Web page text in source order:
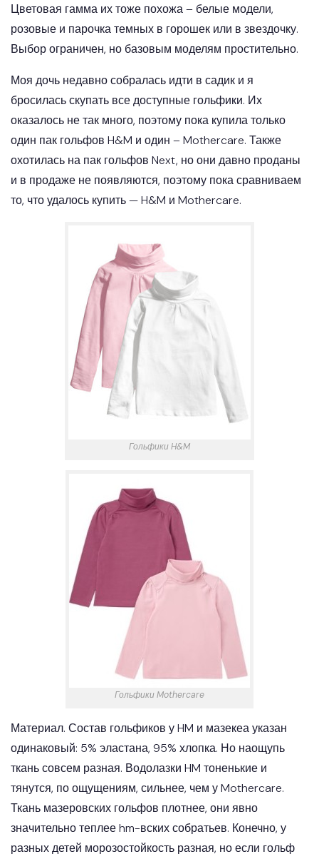
Цветовая гамма их тоже похожа – белые модели,
розовые и парочка темных в горошек или в звездочку.
Выбор ограничен, но базовым моделям простительно.
Моя дочь недавно собралась идти в садик и я
бросилась скупать все доступные гольфики. Их
оказалось не так много, поэтому пока купила только
один пак гольфов H&M и один – Mothercare. Также
охотилась на пак гольфов Next, но они давно проданы
и в продаже не появляются, поэтому пока сравниваем
то, что удалось купить — H&M и Mothercare.
Гольфики H&M
Гольфики Mothercare
Материал. Состав гольфиков у HM и мазекеа указан
одинаковый: 5% эластана, 95% хлопка. Но наощупь
ткань совсем разная. Водолазки HM тоненькие и
тянутся, по ощущениям, сильнее, чем у Mothercare.
Ткань мазеровских гольфов плотнее, они явно
значительно теплее hm-вских собратьев. Конечно, у
разных детей морозостойкость разная, но если гольф